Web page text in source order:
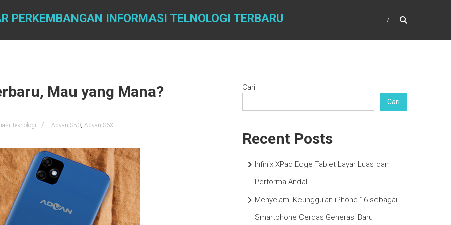
PERKEMBANGAN INFORMASI TELNOLOGI TERBARU
Mau yang Mana?
Teknologi Advan S50, Advan S6X
Cari
Cari
Recent Posts
Infinix XPad Edge Tablet Layar Luas dan
Performa Andal
Menyelami Keunggulan iPhone 16 sebagai
Smartphone Cerdas Generasi Baru